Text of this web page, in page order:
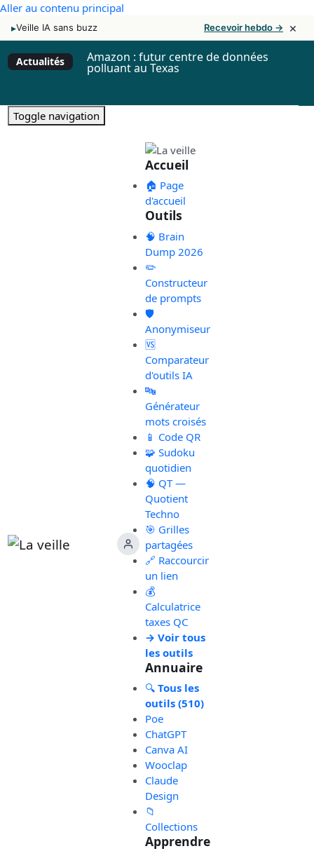
Aller au contenu principal
▸Veille IA sans buzz Recevoir hebdo → ×
Actualités Amazon : futur centre de données
polluant au Texas
Toggle navigation
Accueil
🏠 Page
d'accueil
Outils
🧠 Brain
Dump 2026
✏️
Constructeur
de prompts
🛡️
Anonymiseur
🆚
Comparateur
d'outils IA
🔤
Générateur
mots croisés
📱 Code QR
🧩 Sudoku
quotidien
🧠 QT —
Quotient
Techno
🎯 Grilles
partagées
🔗 Raccourcir
un lien
💰
Calculatrice
taxes QC
→ Voir tous
les outils
Annuaire
🔍 Tous les
outils (510)
Poe
ChatGPT
Canva AI
Wooclap
Claude
Design
📁
Collections
Apprendre